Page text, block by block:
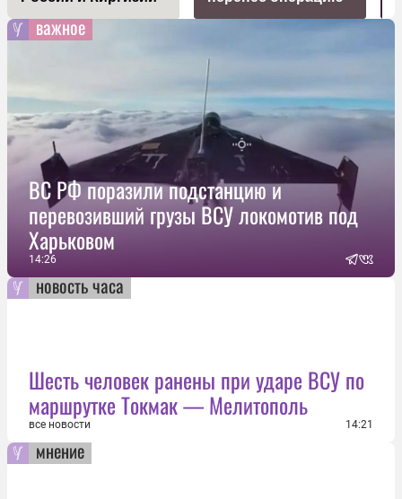
важное
ВС РФ поразили подстанцию и
перевозивший грузы ВСУ локомотив под
Харьковом
14:26
новость часа
Шесть человек ранены при ударе ВСУ по
маршрутке Токмак — Мелитополь
все новости 14:21
мнение